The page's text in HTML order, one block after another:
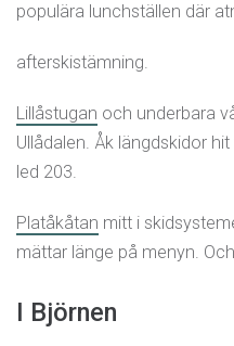
populära lunchställen där
afterskistämning.
Lillåstugan och underbara
Ullådalen. Åk längdskidor
led 203.
Platåkåtan mitt i
mättar länge på menyn.
I Björnen